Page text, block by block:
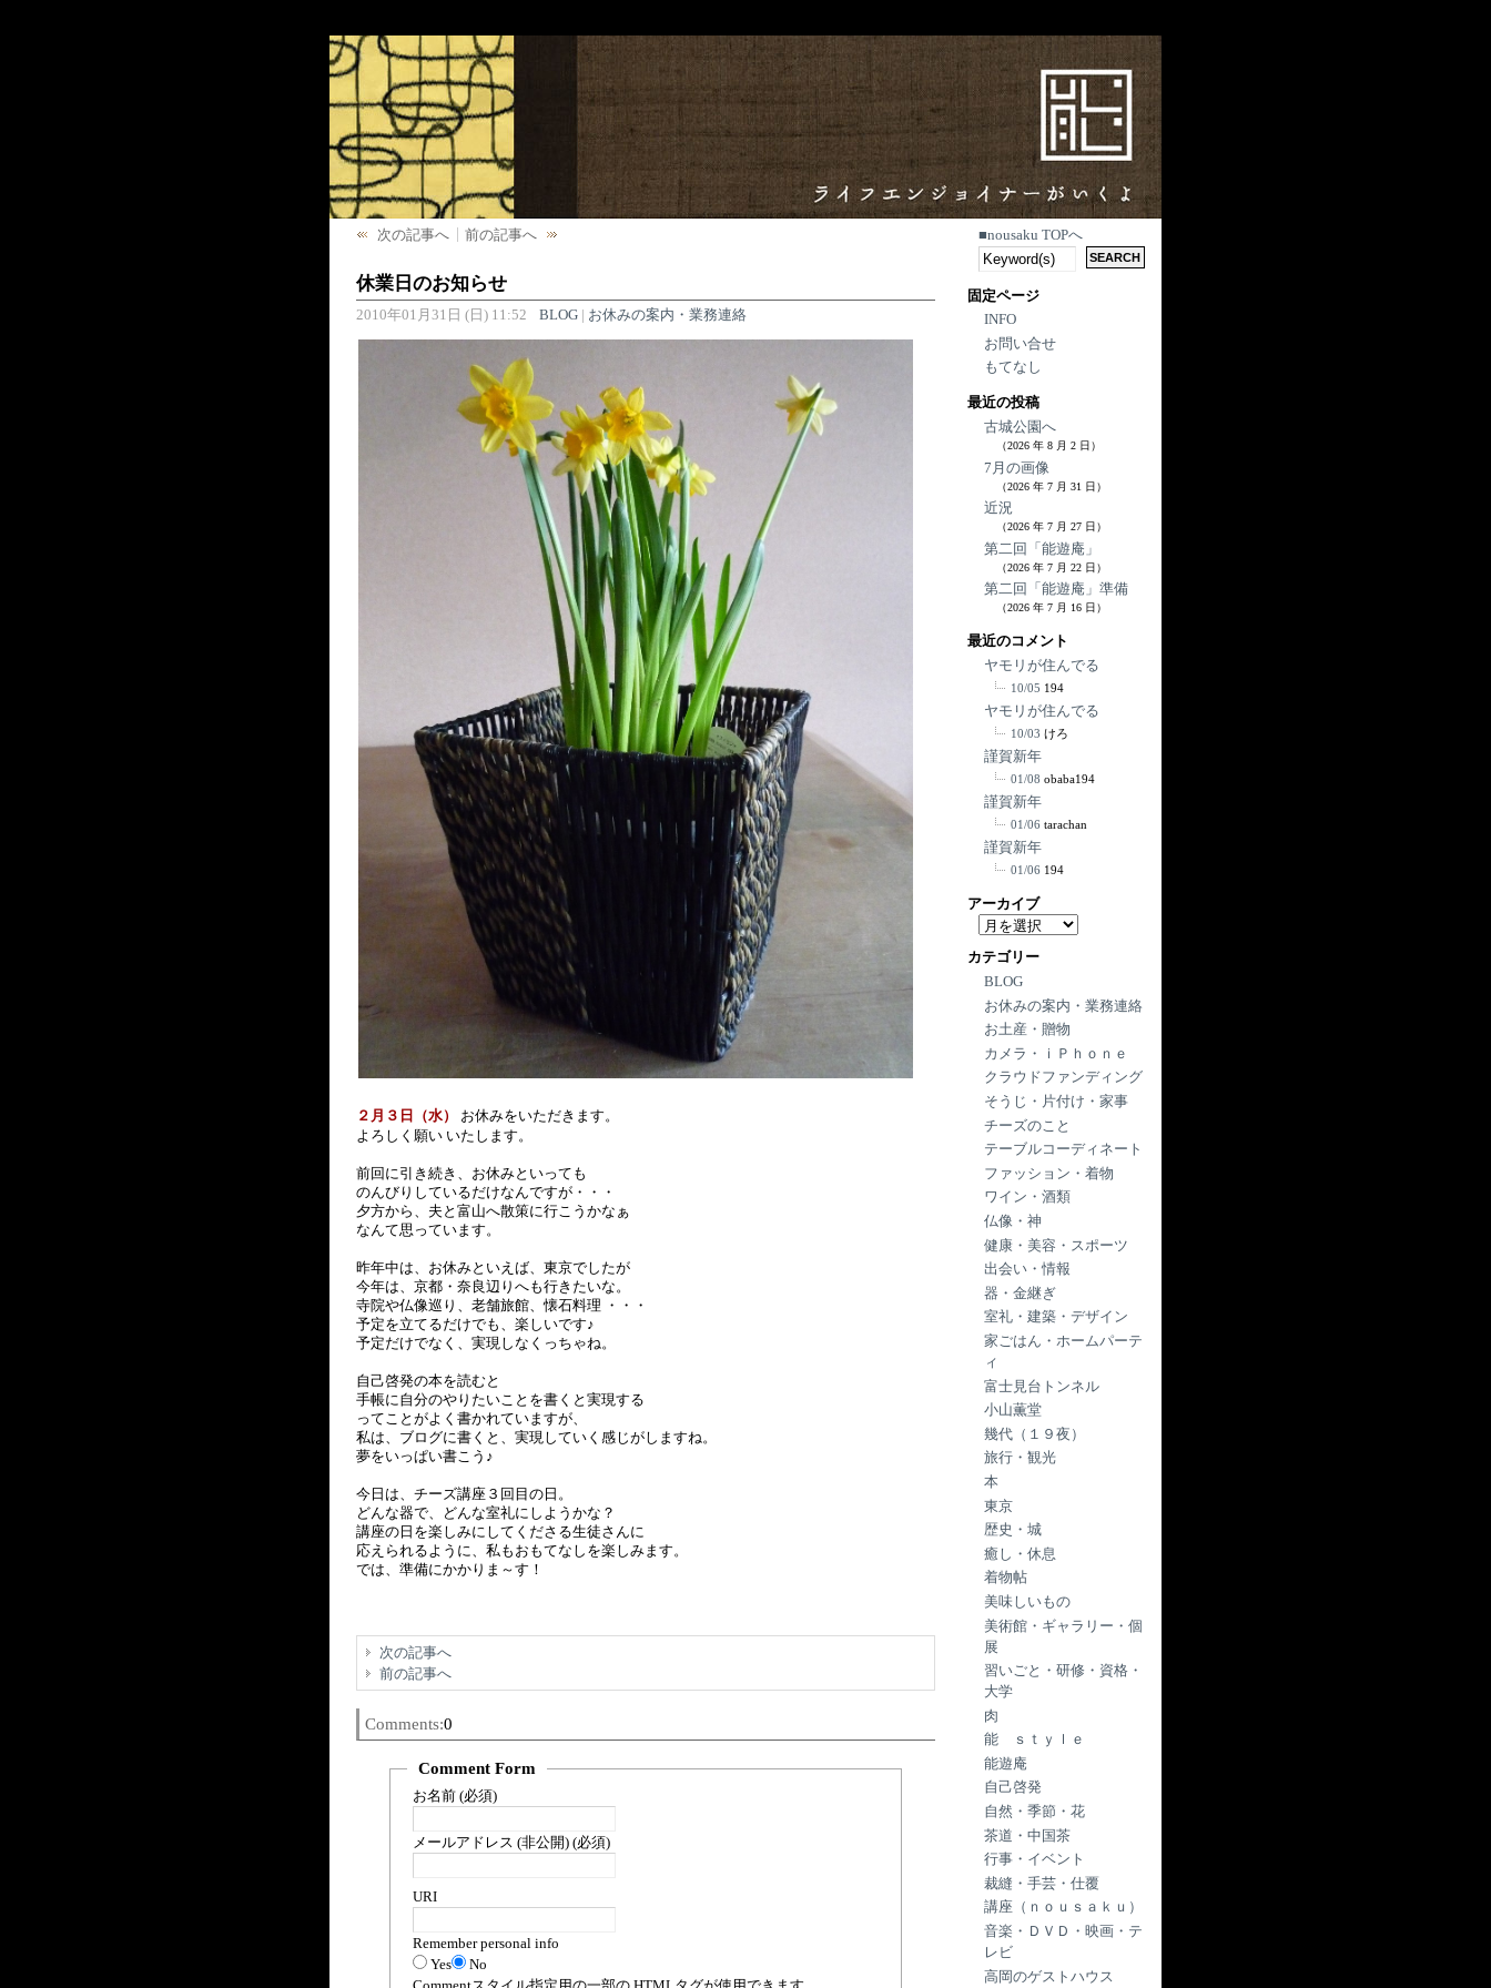
次の記事へ 前の記事へ
休業日のお知らせ
2010年01月31日 (日) 11:52 BLOG| お休みの案内・業務連絡
２月３日（水）
お休みをいただきます。
よろしく願い いたします。
前回に引き続き、お休みといっても
のんびりしているだけなんですが・・・
夕方から、夫と富山へ散策に行こうかなぁ
なんて思っています。
昨年中は、お休みといえば、東京でしたが
今年は、京都・奈良辺りへも行きたいな。
寺院や仏像巡り、老舗旅館、懐石料理 ・・・
予定を立てるだけでも、楽しいです♪
予定だけでなく、実現しなくっちゃね。
自己啓発の本を読むと
手帳に自分のやりたいことを書くと実現する
ってことがよく書かれていますが、
私は、ブログに書くと、実現していく感じがしますね。
夢をいっぱい書こう♪
今日は、チーズ講座３回目の日。
どんな器で、どんな室礼にしようかな？
講座の日を楽しみにしてくださる生徒さんに
応えられるように、私もおもてなしを楽しみます。
では、準備にかかりま～す！
次の記事へ
前の記事へ
Comments:0
Comment Form
お名前 (必須)
メールアドレス (非公開) (必須)
URI
Remember personal info
Yes
No
■nousaku TOPへ
固定ページ
INFO
お問い合せ
もてなし
最近の投稿
古城公園へ
（2026 年 8 月 2 日）
7月の画像
（2026 年 7 月 31 日）
近況
（2026 年 7 月 27 日）
第二回「能遊庵」
（2026 年 7 月 22 日）
第二回「能遊庵」準備
（2026 年 7 月 16 日）
最近のコメント
ヤモリが住んでる
10/05 194
ヤモリが住んでる
10/03 けろ
謹賀新年
01/08 obaba194
謹賀新年
01/06 tarachan
謹賀新年
01/06 194
アーカイブ
ア
カ
イ
ブ
カテゴリー
BLOG
お休みの案内・業務連絡
お土産・贈物
カメラ・ｉＰｈｏｎｅ
クラウドファンディング
そうじ・片付け・家事
チーズのこと
テーブルコーディネート
ファッション・着物
ワイン・酒類
仏像・神
健康・美容・スポーツ
出会い・情報
器・金継ぎ
室礼・建築・デザイン
家ごはん・ホームパーテ
ィ
富士見台トンネル
小山薫堂
幾代（１９夜）
旅行・観光
本
東京
歴史・城
癒し・休息
着物帖
美味しいもの
美術館・ギャラリー・個
展
習いごと・研修・資格・
大学
肉
能 ｓｔｙｌｅ
能遊庵
自己啓発
自然・季節・花
茶道・中国茶
行事・イベント
裁縫・手芸・仕覆
講座（ｎｏｕｓａｋｕ）
音楽・ＤＶＤ・映画・テ
レビ
高岡のゲストハウス